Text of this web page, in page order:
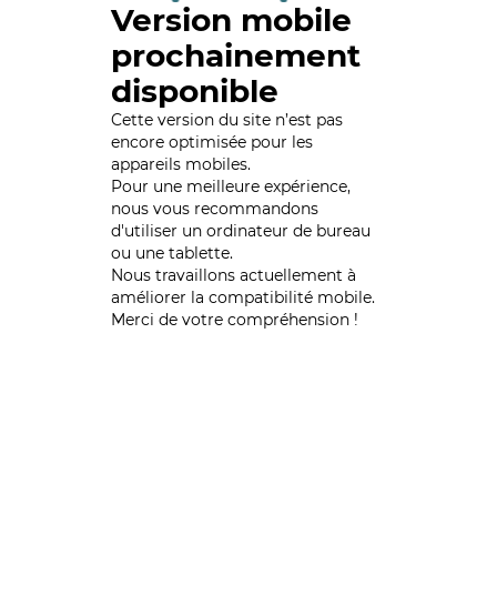
Version mobile
prochainement
disponible
Cette version du site n’est pas
encore optimisée pour les
appareils mobiles.
Pour une meilleure expérience,
nous vous recommandons
d'utiliser un ordinateur de bureau
ou une tablette.
Nous travaillons actuellement à
améliorer la compatibilité mobile.
Merci de votre compréhension !